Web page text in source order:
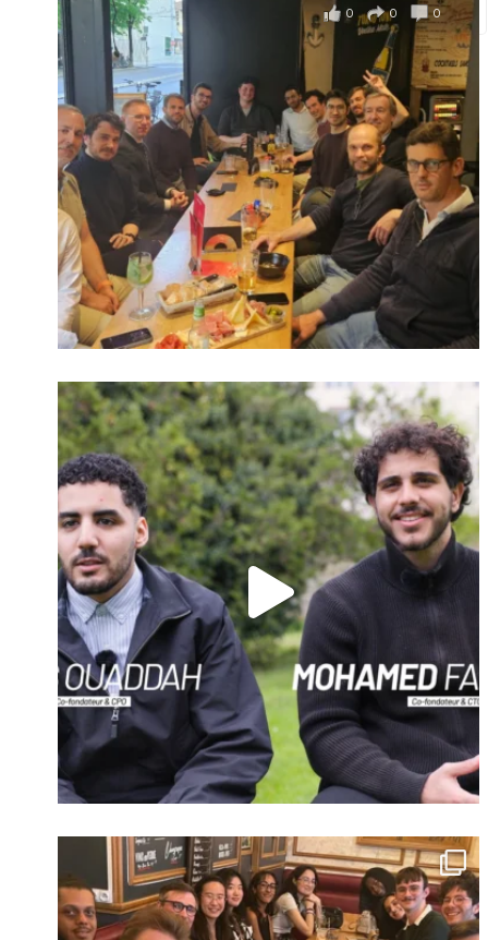
Charger plus Suivre sur Instagram
0 0 0
Voir sur Facebook
Connexion
Identifiant oublié ?
Mot de passe
oublié ?